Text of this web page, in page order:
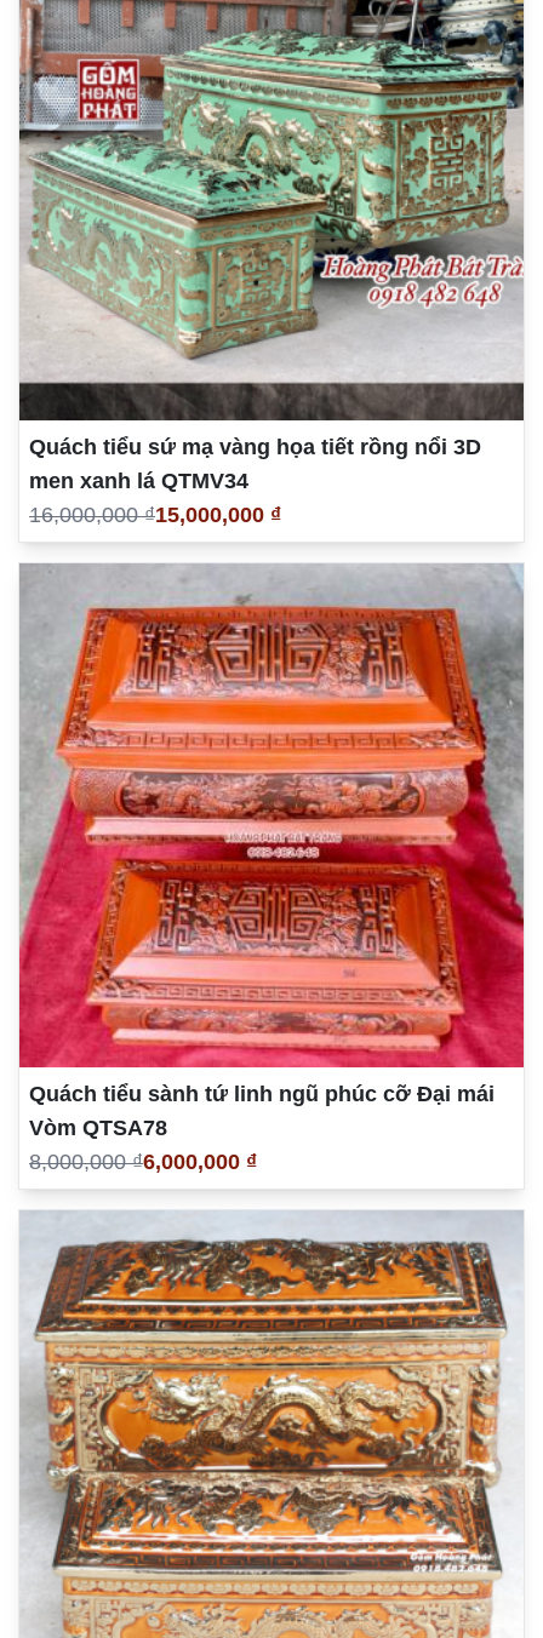
Quách tiểu sứ mạ vàng họa tiết rồng nổi 3D
men xanh lá QTMV34
16,000,000 ₫15,000,000 ₫
Quách tiểu sành tứ linh ngũ phúc cỡ Đại mái
Vòm QTSA78
8,000,000 ₫6,000,000 ₫